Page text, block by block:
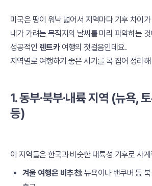
미국은 땅이 워낙 넓어서 지역마다 기후 차이
내가 가려는 목적지의 날씨를 미리 파악하는 것
성공적인 렌트카여행의 첫걸음인데요.
지역별로 여행하기 좋은 시기를 콕 집어 정리
1. 동부·북부·내륙 지역 (뉴욕,
등)
이 지역들은 한국과 비슷한 대륙성 기후로 사
겨울 여행은 비추천:뉴욕이나 밴쿠버 등